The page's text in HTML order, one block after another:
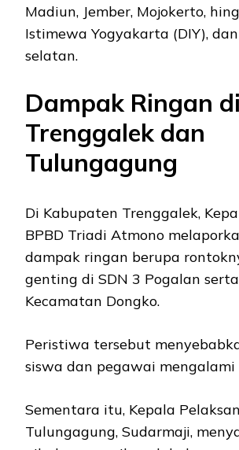
Madiun, Jember, Mojokerto,
Istimewa Yogyakarta (DIY),
selatan.
Dampak Ringan di
Trenggalek dan
Tulungagung
Di Kabupaten Trenggalek,
BPBD Triadi Atmono
dampak ringan berupa
genting di SDN 3 Pogalan
Kecamatan Dongko.
Peristiwa tersebut
siswa dan pegawai
Sementara itu, Kepala
Tulungagung, Sudarmaji,